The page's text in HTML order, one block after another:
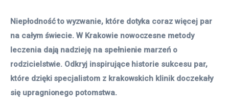
Niepłodność to wyzwanie, które dotyka coraz więcej par
na całym świecie. W Krakowie nowoczesne metody
leczenia dają nadzieję na spełnienie marzeń o
rodzicielstwie. Odkryj inspirujące historie sukcesu par,
które dzięki specjalistom z krakowskich klinik doczekały
się upragnionego potomstwa.